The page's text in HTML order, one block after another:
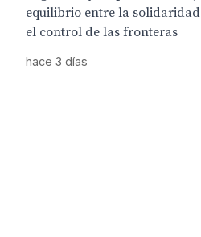
equilibrio entre la
el control de las fronteras
hace 3 días